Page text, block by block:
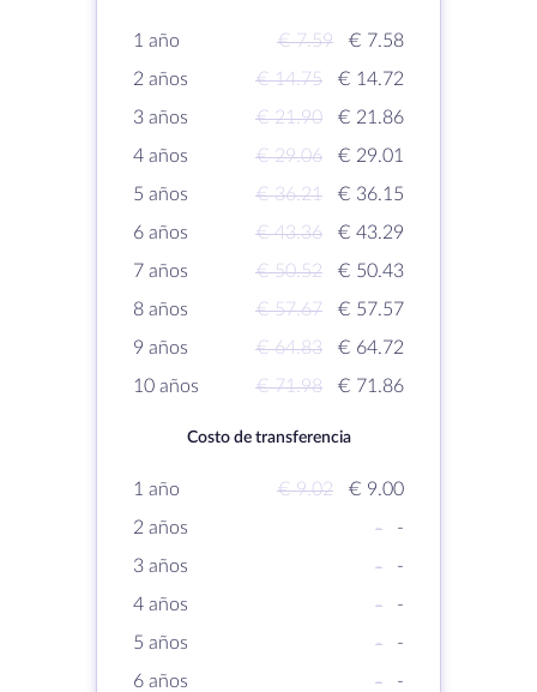
1 año € 7.59
€ 7.58
2 años
€ 14.75
€ 14.72
3 años
€ 21.90
€ 21.86
4 años
€ 29.06
€ 29.01
5 años
€ 36.21
€ 36.15
6 años
€ 43.36
€ 43.29
7 años
€ 50.52
€ 50.43
8 años
€ 57.67
€ 57.57
9 años
€ 64.83
€ 64.72
10 años
€ 71.98 € 71.86
Costo de transferencia
1 año € 9.02
€ 9.00
2 años
-
-
3 años
-
-
4 años
-
-
5 años
-
-
6 años
-
-